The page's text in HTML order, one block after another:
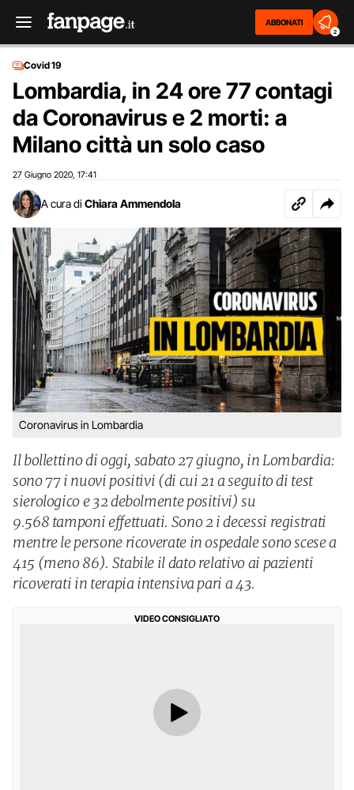
ABBONATI
2
Covid 19
Lombardia, in 24 ore 77 contagi
da Coronavirus e 2 morti: a
Milano città un solo caso
27 Giugno 2020 17:41
A cura di Chiara Ammendola
Coronavirus in Lombardia
Il bollettino di oggi, sabato 27 giugno, in Lombardia:
sono 77 i nuovi positivi (di cui 21 a seguito di test
sierologico e 32 debolmente positivi) su
9.568 tamponi effettuati. Sono 2 i decessi registrati
mentre le persone ricoverate in ospedale sono scese a
415 (meno 86). Stabile il dato relativo ai pazienti
ricoverati in terapia intensiva pari a 43.
VIDEO CONSIGLIATO